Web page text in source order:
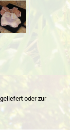
oder zur